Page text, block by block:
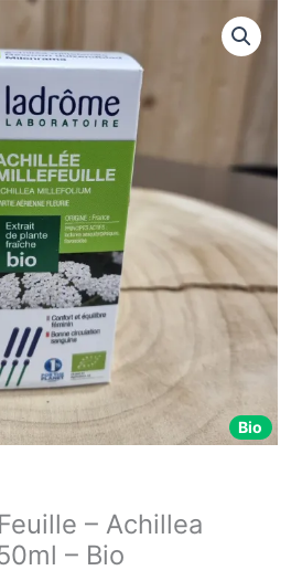
Bio
– Achillea
– Bio